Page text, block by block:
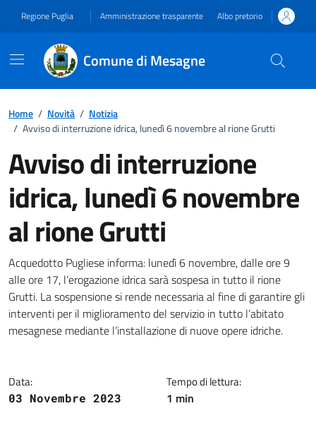
Regione Puglia Amministrazione trasparente Albo pretorio
Comune di Mesagne
Home / Novità / Notizia
/ Avviso di interruzione idrica, lunedì 6 novembre al rione Grutti
Avviso di interruzione
idrica, lunedì 6 novembre
al rione Grutti
Dettagli della notizia
Acquedotto Pugliese informa: lunedì 6 novembre, dalle ore 9
alle ore 17, l’erogazione idrica sarà sospesa in tutto il rione
Grutti. La sospensione si rende necessaria al fine di garantire gli
interventi per il miglioramento del servizio in tutto l’abitato
mesagnese mediante l’installazione di nuove opere idriche.
Data:
03 Novembre 2023
Tempo di lettura:
1 min